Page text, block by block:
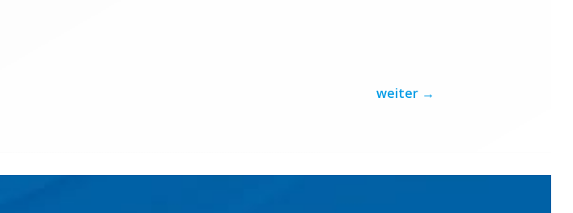
weiter →